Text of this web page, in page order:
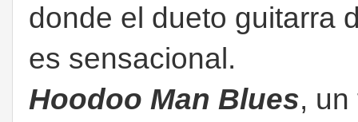
donde el dueto guitarra
es sensacional.
Hoodoo Man Blues,